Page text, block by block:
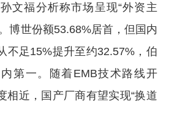
文福分析称市场呈现“外资主
博世份额53.68%居首，但国内
不足15%提升至约32.57%，伯
第一。随着EMB技术路线开
相近，国产厂商有望实现“换道